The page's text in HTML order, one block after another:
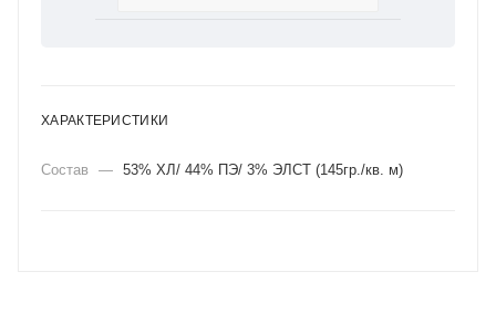
ХАРАКТЕРИСТИКИ
Состав — 53% ХЛ/ 44% ПЭ/ 3% ЭЛСТ (145гр./кв. м)